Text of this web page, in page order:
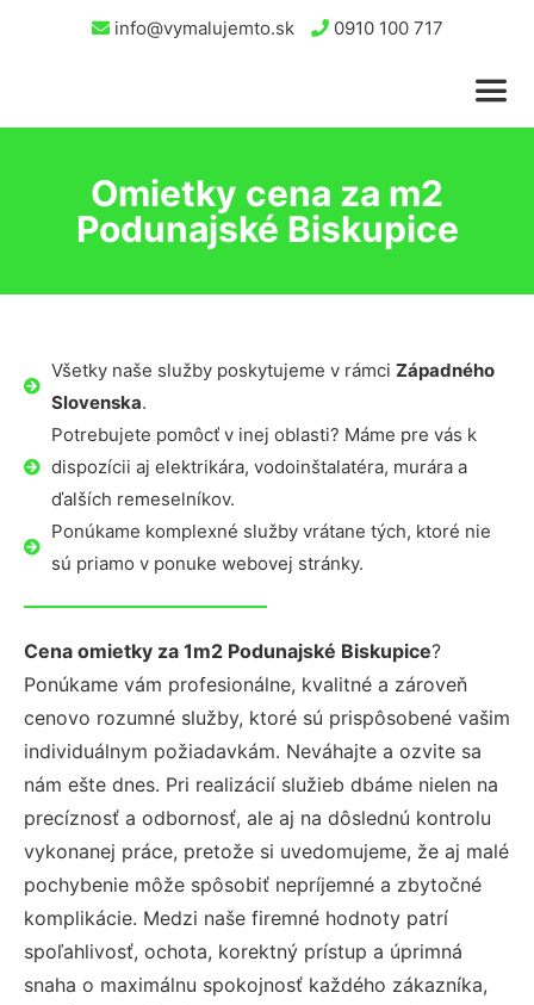
info@vymalujemto.sk 0910 100 717
Omietky cena za m2
Podunajské Biskupice
Všetky naše služby poskytujeme v rámci Západného
Slovenska.
Potrebujete pomôcť v inej oblasti? Máme pre vás k
dispozícii aj elektrikára, vodoinštalatéra, murára a
ďalších remeselníkov.
Ponúkame komplexné služby vrátane tých, ktoré nie
sú priamo v ponuke webovej stránky.
Cena omietky za 1m2 Podunajské Biskupice?
Ponúkame vám profesionálne, kvalitné a zároveň
cenovo rozumné služby, ktoré sú prispôsobené vašim
individuálnym požiadavkám. Neváhajte a ozvite sa
nám ešte dnes. Pri realizácií služieb dbáme nielen na
precíznosť a odbornosť, ale aj na dôslednú kontrolu
vykonanej práce, pretože si uvedomujeme, že aj malé
pochybenie môže spôsobiť nepríjemné a zbytočné
komplikácie. Medzi naše firemné hodnoty patrí
spoľahlivosť, ochota, korektný prístup a úprimná
snaha o maximálnu spokojnosť každého zákazníka,